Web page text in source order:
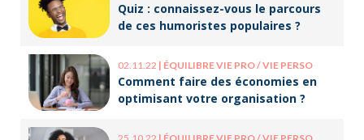
Quiz : connaissez-vous le parcours
de ces humoristes populaires ?
02.11.22 | ÉQUILIBRE VIE PRO / VIE PERSO
Comment faire des économies en
optimisant votre organisation ?